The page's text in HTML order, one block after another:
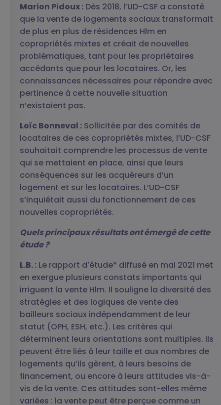
Marion Pidoux : Dès 2018, l’UD-CSF a constaté
que la vente de logements sociaux transformait
de plus en plus de résidences Hlm en
copropriétés mixtes et créait de nouvelles
problématiques, tant pour les propriétaires
accédants que pour les locataires. Or, les
connaissances nécessaires pour répondre avec
pertinence à cette nouvelle situation
n’existaient pas.
Loïc Bonneval : Sollicitée par des comités de
locataires de ces copropriétés mixtes, l’UD-CSF
souhaitait comprendre les processus de vente
qui se mettaient en place, ainsi que leurs
conséquences sur les acquéreurs d’un
logement et sur les locataires. L’UD-CSF
s’inquiétait aussi du fonctionnement de ces
nouvelles copropriétés.
Quels principaux résultats ont émergé de cette
étude ?
L.B. : Le rapport d’étude* diffusé en mai 2021 met
en exergue plusieurs constats importants qui
irriguent la vente Hlm. Il souligne la diversité des
stratégies et des logiques de vente des
bailleurs sociaux indépendamment de leur
statut (OPH, ESH, etc.). Les critères qui
déterminent leurs orientations sont multiples. Ils
peuvent être liés à leur taille et aux nombres de
logements qu’ils gèrent, à leurs besoins de
financement, ou encore à leurs attitudes vis-à-
vis de la vente. Ces attitudes sont-elles même
variées : la vente peut être perçue comme un